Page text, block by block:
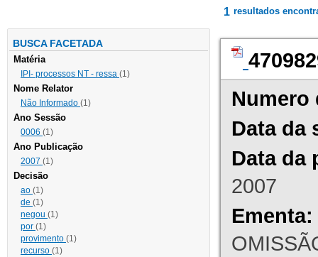
BUSCA FACETADA
Matéria
IPI- processos NT - ressa (1)
Nome Relator
Não Informado (1)
Ano Sessão
0006 (1)
Ano Publicação
2007 (1)
Decisão
ao (1)
de (1)
negou (1)
por (1)
provimento (1)
recurso (1)
1 resultados
Numero
Data da
Data da
2007
Ementa: